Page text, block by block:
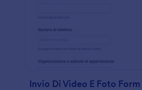
Invio Di Video E Foto Form